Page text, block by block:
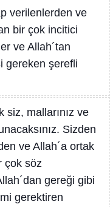
verilenlerden ve
bir çok incitici
ve Allah´tan
gereken şerefli
siz, mallarınız ve
Sizden
ve Allah´a ortak
çok söz
gereği gibi
gerektiren